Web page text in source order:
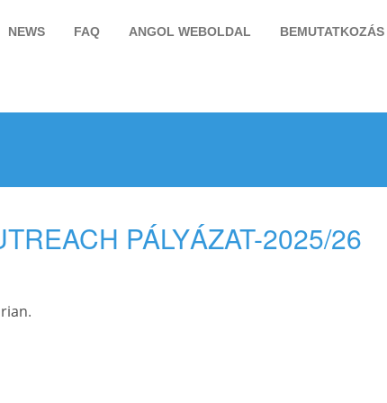
NEWS FAQ ANGOL WEBOLDAL BEMUTATKOZÁS
PÁLYÁZAT-2025/26
.